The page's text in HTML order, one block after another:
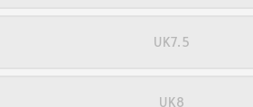
UK7.5
UK8